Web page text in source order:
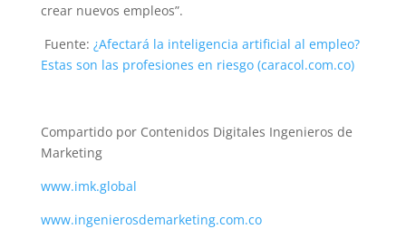
crear nuevos empleos”.
Fuente: ¿Afectará la inteligencia artificial al empleo?
Estas son las profesiones en riesgo (caracol.com.co)
Compartido por Contenidos Digitales Ingenieros de
Marketing
www.imk.global
www.ingenierosdemarketing.com.co